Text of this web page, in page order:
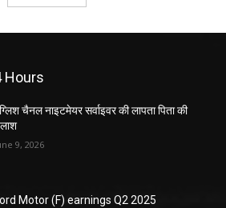
Hours
चैनल नाइटमेयर सर्वाइवर की लापता पिता की
9, 2026
Motor (F) earnings Q2 2025